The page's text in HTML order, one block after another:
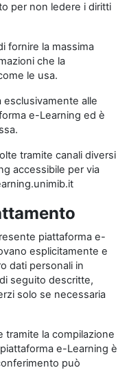
per non ledere i diritti
fornire la massima
che la
le usa.
esclusivamente alle
e-Learning ed è
tramite canali diversi
accessibile per via
piattaforma e-
esplicitamente e
dati personali in
seguito descritte,
solo se necessaria
tramite la compilazione
e-Learning è
può